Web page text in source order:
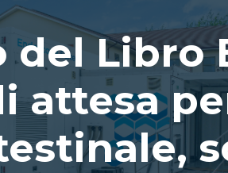
del Libro
attesa